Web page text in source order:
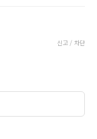
신고 / 차단